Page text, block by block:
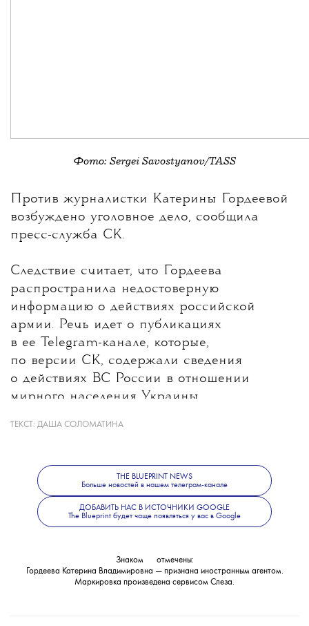
Фото: Sergei Savostyanov/TASS
Против журналистки Катерины Гордеевой
возбуждено уголовное дело, сообщила
пресс-служба СК.
Следствие считает, что Гордеева
распространила недостоверную
информацию о действиях российской
армии. Речь идет о публикациях
в ее Telegram-канале, которые,
по версии СК, содержали сведения
о действиях ВС России в отношении
мирного населения Украины.
Какие именно материалы стали
не уточнило. В Следственном комитете
также сообщили, что решается вопрос
об объявлении журналистки
в международный розыск.
ТЕКСТ: ДАША СОЛОМАТИНА
THE BLUEPRINT NEWS
Больше новостей в нашем телеграм-канале
ДОБАВИТЬ НАС В ИСТОЧНИКИ GOOGLE
The Blueprint будет чаще появляться у вас в Google
Знаком
отмечены:
Гордеева Катерина Владимировна — признана иностранным агентом.
Маркировка произведена сервисом Слеза.